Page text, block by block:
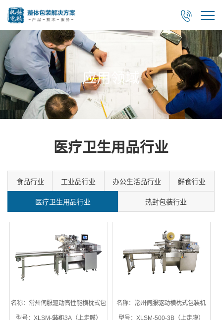

应用领域
医疗卫生用品行业
食品行业 工业品行业 办公生活品行业 鲜食行业
医疗卫生用品行业 热封包装行业
名称：常州伺服驱动高性能横枕式包
装机
型号：XLSM-550-3A（上走膜）
名称：常州伺服驱动横枕式包装机
型号：XLSM-500-3B（上走膜）